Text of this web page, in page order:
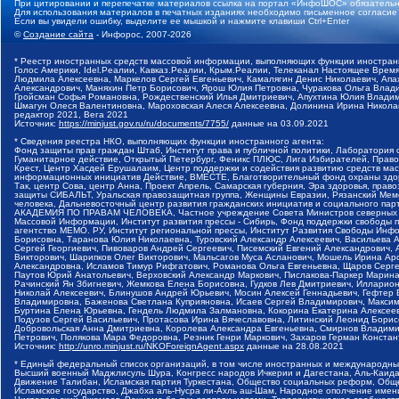
При цитировании и перепечатке материалов ссылка на портал «ИнфоШОС»
Для использования материалов в печатных изданиях необходимо письменное
Если вы увидели ошибку, выделите ее мышкой и нажмите клавиши Ctrl+Enter
©Создание сайта - Инфорос, 2007-2026
* Реестр иностранных средств массовой информации, выполняющих функции
Голос Америки, Idel.Реалии, Кавказ.Реалии, Крым.Реалии, Телеканал Настоящее
Людмила Алексеевна, Маркелов Сергей Евгеньевич, Камалягин Денис Николаевич,
Александрович, Маняхин Петр Борисович, Ярош Юлия Петровна, Чуракова Ольга
Гройсман Софья Романовна, Рождественский Илья Дмитриевич, Апухтина Юлия
Шмагун Олеся Валентиновна, Мароховская Алеся Алексеевна, Долинина Ирина
редактор 2021, Вега 2021
Источник: https://minjust.gov.ru/ru/documents/7755/ данные на 03.09.2021
* Сведения реестра НКО, выполняющих функции иностранного агента:
Фонд защиты прав граждан Штаб, Институт права и публичной политики,
Гуманитарное действие, Открытый Петербург, Феникс ПЛЮС, Лига Избирателей,
Крест, Центр Хасдей Ерушалаим, Центр поддержки и содействия развитию средств
информационных инициатив Действие, ВМЕСТЕ, Благотворительный фонд охраны
Так, центр Сова, центр Анна, Проект Апрель, Самарская губерния, Эра здоровья,
защиты СИБАЛЬТ, Уральская правозащитная группа, Женщины Евразии, Рязанский
человека, Дальневосточный центр развития гражданских инициатив и социального
АКАДЕМИЯ ПО ПРАВАМ ЧЕЛОВЕКА, Частное учреждение Совета Министров северных
Массовой Информации, Институт развития прессы - Сибирь, Фонд поддержки
агентство МЕМО. РУ, Институт региональной прессы, Институт Развития Свободы
Борисовна, Таранова Юлия Николаевна, Туровский Александр Алексеевич,
Сергей Георгиевич, Пивоваров Андрей Сергеевич, Писемский Евгений
Викторович, Шарипков Олег Викторович, Мальсагов Муса Асланович, Мошель Ирина
Александровна, Исламов Тимур Рифгатович, Романова Ольга Евгеньевна, Щаров
Паутов Юрий Анатольевич, Верховский Александр Маркович, Пислакова-Паркер
Рачинский Ян Збигневич, Жемкова Елена Борисовна, Гудков Лев Дмитриевич,
Николай Алексеевич, Блинушов Андрей Юрьевич, Мосин Алексей Геннадьевич,
Владимировна, Баженова Светлана Куприяновна, Исаев Сергей Владимирович,
Буртина Елена Юрьевна, Гендель Людмила Залмановна, Кокорина Екатерина
Подузов Сергей Васильевич, Протасова Ирина Вячеславовна, Литинский Леонид
Добровольская Анна Дмитриевна, Королева Александра Евгеньевна, Смирнов
Петрович, Полякова Мара Федоровна, Резник Генри Маркович, Захаров Герман
Источник: http://unro.minjust.ru/NKOForeignAgent.aspx данные на 28.08.2021
* Единый федеральный список организаций, в том числе иностранных и
Высший военный Маджлисуль Шура, Конгресс народов Ичкерии и Дагестана, Аль-
Движение Талибан, Исламская партия Туркестана, Общество социальных реформ,
Исламское государство, Джабха аль-Нусра ли-Ахль аш-Шам, Народное ополчение